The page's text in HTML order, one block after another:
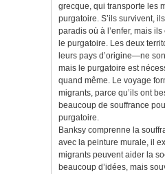
grecque, qui transporte les
purgatoire. S’ils survivent,
paradis où à l’enfer, mais
le purgatoire. Les deux
leurs pays d’origine—ne
mais le purgatoire est
quand même. Le voyage
migrants, parce qu’ils ont
beaucoup de souffrance
purgatoire.
Banksy comprenne la
avec la peinture murale, il
migrants peuvent aider la
beaucoup d’idées, mais